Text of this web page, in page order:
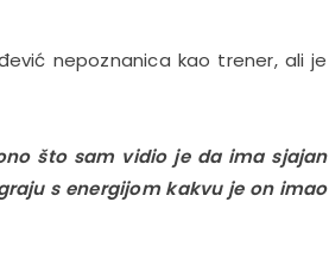
nepoznanica kao trener, ali je
što sam vidio je da ima sjajan
s energijom kakvu je on imao